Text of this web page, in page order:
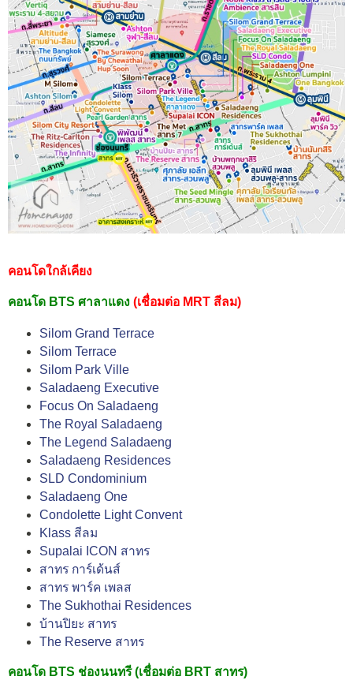
คอนโดใกล้เคียง
คอนโด BTS ศาลาแดง (เชื่อมต่อ MRT สีลม)
Silom Grand Terrace
Silom Terrace
Silom Park Ville
Saladaeng Executive
Focus On Saladaeng
The Royal Saladaeng
The Legend Saladaeng
Saladaeng Residences
SLD Condominium
Saladaeng One
Condolette Light Convent
Klass สีลม
Supalai ICON สาทร
สาทร การ์เด้นส์
สาทร พาร์ค เพลส
The Sukhothai Residences
บ้านปิยะ สาทร
The Reserve สาทร
คอนโด BTS ช่องนนทรี (เชื่อมต่อ BRT สาทร)